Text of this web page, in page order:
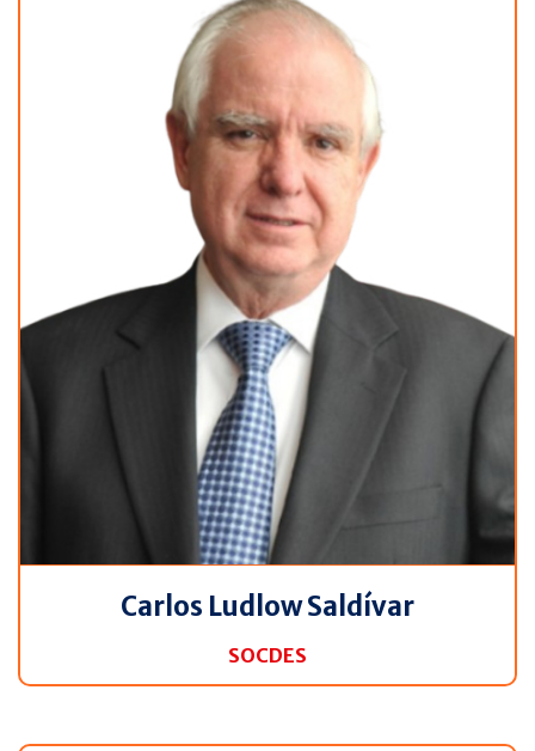
Carlos Ludlow Saldívar
SOCDES